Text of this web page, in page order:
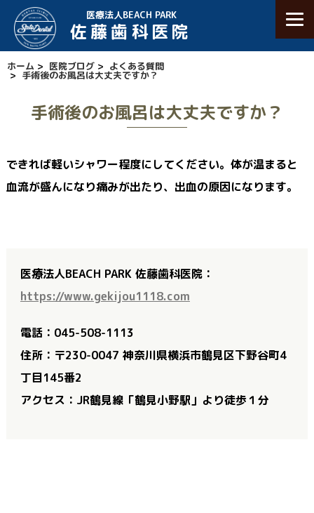
医療法人BEACH PARK
佐藤歯科医院
ホーム > 医院ブログ > よくある質問
> 手術後のお風呂は大丈夫ですか？
手術後のお風呂は大丈夫ですか？
できれば軽いシャワー程度にしてください。体が温まると
血流が盛んになり痛みが出たり、出血の原因になります。
医療法人BEACH PARK 佐藤歯科医院：
https://www.gekijou1118.com
電話：045-508-1113
住所：〒230-0047 神奈川県横浜市鶴見区下野谷町4
丁目145番2
アクセス：JR鶴見線「鶴見小野駅」より徒歩１分